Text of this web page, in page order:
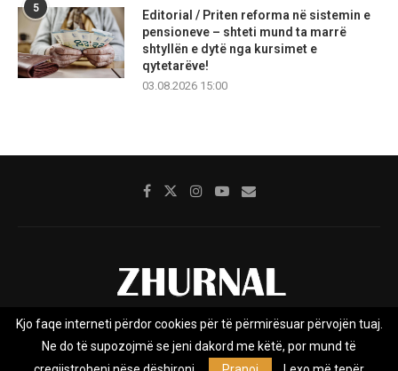
5
Editorial / Priten reforma në sistemin e
pensioneve – shteti mund ta marrë
shtyllën e dytë nga kursimet e
qytetarëve!
03.08.2026 15:00
Rreth nesh Impresumi Marketing
Privacy Policy
Kjo faqe interneti përdor cookies për të përmirësuar përvojën tuaj.
Ne do të supozojmë se jeni dakord me këtë, por mund të